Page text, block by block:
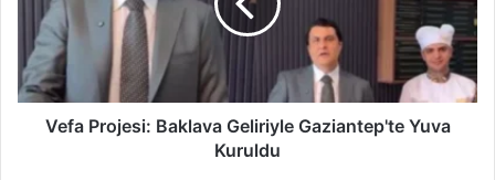
e
Vefa Projesi: Baklava Geliriyle Gaziantep'te Yuva
Kuruldu